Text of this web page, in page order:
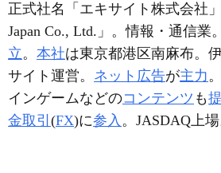
正式社名「エキサイト株式会社
Japan Co., Ltd.」。情報・通信業
立。 本社は東京都港区南麻布。
サイト運営。 ネット広告が主力
インゲームなどのコンテンツ も
金取引 (FX)に参入 。JASDAQ上